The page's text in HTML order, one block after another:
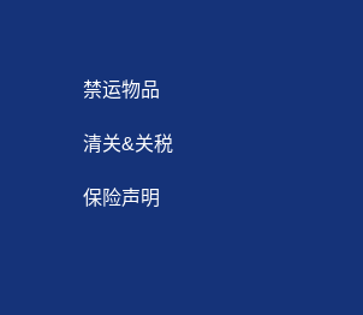
禁运物品
清关&关税
保险声明